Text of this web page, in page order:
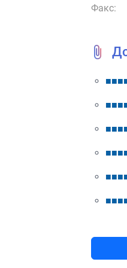
Факс:
■■■
■■■
■■■
■■■
■■■
■■■